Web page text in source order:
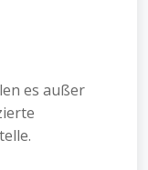
es außer